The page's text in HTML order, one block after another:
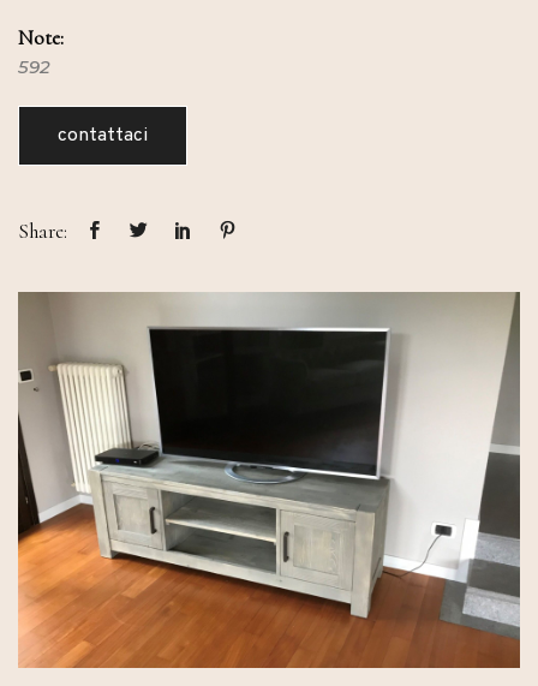
Note:
592
contattaci
Share: